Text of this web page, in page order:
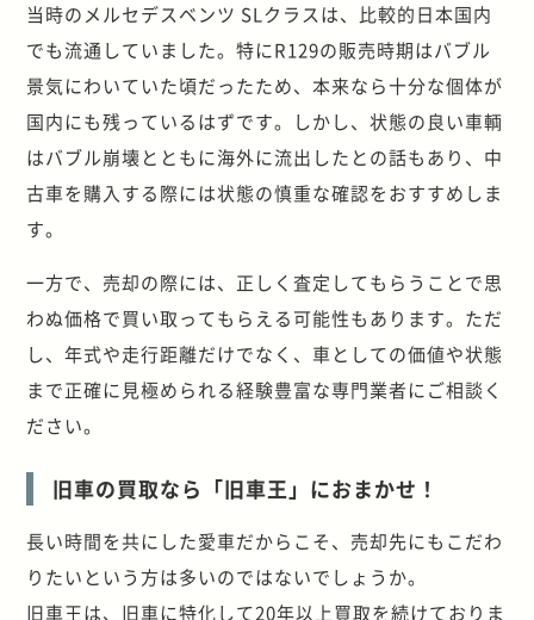
当時のメルセデスベンツ SLクラスは、比較的日本国内
でも流通していました。特にR129の販売時期はバブル
景気にわいていた頃だったため、本来なら十分な個体が
国内にも残っているはずです。しかし、状態の良い車輌
はバブル崩壊とともに海外に流出したとの話もあり、中
古車を購入する際には状態の慎重な確認をおすすめしま
す。
一方で、売却の際には、正しく査定してもらうことで思
わぬ価格で買い取ってもらえる可能性もあります。ただ
し、年式や走行距離だけでなく、車としての価値や状態
まで正確に見極められる経験豊富な専門業者にご相談く
ださい。
旧車の買取なら「旧車王」におまかせ！
長い時間を共にした愛車だからこそ、売却先にもこだわ
りたいという方は多いのではないでしょうか。
旧車王は、旧車に特化して20年以上買取を続けておりま